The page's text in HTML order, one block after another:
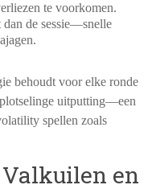
te voorkomen.
de sessie—snelle
behoudt voor elke ronde
uitputting—een
spellen zoals
en